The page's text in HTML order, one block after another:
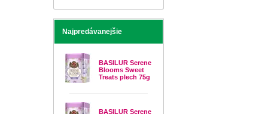
Najpredávanejšie
BASILUR Serene
Blooms Sweet
Treats plech 75g
BASILUR Serene